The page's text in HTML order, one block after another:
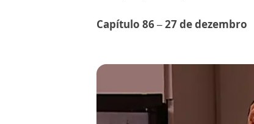
Capítulo 86 – 27 de dezembro